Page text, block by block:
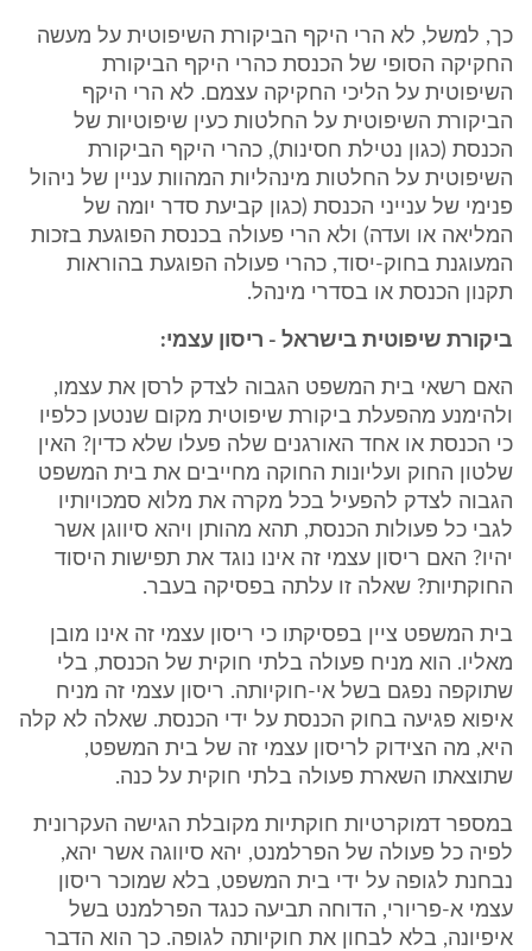
כך, למשל, לא הרי היקף הביקורת השיפוטית על מעשה
החקיקה הסופי של הכנסת כהרי היקף הביקורת
השיפוטית על הליכי החקיקה עצמם. לא הרי היקף
הביקורת השיפוטית על החלטות כעין שיפוטיות של
הכנסת (כגון נטילת חסינות), כהרי היקף הביקורת
השיפוטית על החלטות מינהליות המהוות עניין של ניהול
פנימי של ענייני הכנסת (כגון קביעת סדר יומה של
המליאה או ועדה) ולא הרי פעולה בכנסת הפוגעת בזכות
המעוגנת בחוק-יסוד, כהרי פעולה הפוגעת בהוראות
תקנון הכנסת או בסדרי מינהל.
ביקורת שיפוטית בישראל - ריסון עצמי:
האם רשאי בית המשפט הגבוה לצדק לרסן את עצמו,
ולהימנע מהפעלת ביקורת שיפוטית מקום שנטען כלפיו
כי הכנסת או אחד האורגנים שלה פעלו שלא כדין? האין
שלטון החוק ועליונות החוקה מחייבים את בית המשפט
הגבוה לצדק להפעיל בכל מקרה את מלוא סמכויותיו
לגבי כל פעולות הכנסת, תהא מהותן ויהא סיווגן אשר
יהיו? האם ריסון עצמי זה אינו נוגד את תפישות היסוד
החוקתיות? שאלה זו עלתה בפסיקה בעבר.
בית המשפט ציין בפסיקתו כי ריסון עצמי זה אינו מובן
מאליו. הוא מניח פעולה בלתי חוקית של הכנסת, בלי
שתוקפה נפגם בשל אי-חוקיותה. ריסון עצמי זה מניח
איפוא פגיעה בחוק הכנסת על ידי הכנסת. שאלה לא קלה
היא, מה הצידוק לריסון עצמי זה של בית המשפט,
שתוצאתו השארת פעולה בלתי חוקית על כנה.
במספר דמוקרטיות חוקתיות מקובלת הגישה העקרונית
לפיה כל פעולה של הפרלמנט, יהא סיווגה אשר יהא,
נבחנת לגופה על ידי בית המשפט, בלא שמוכר ריסון
עצמי א-פריורי, הדוחה תביעה כנגד הפרלמנט בשל
איפיונה, בלא לבחון את חוקיותה לגופה. כך הוא הדבר